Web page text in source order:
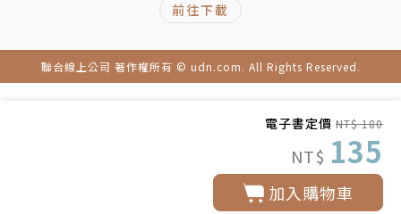
電子書定價 NT$ 180
NT$ 135
加入購物車
前往下載
聯合線上公司 著作權所有 © udn.com. All Rights Reserved.